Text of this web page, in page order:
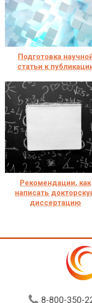
Подготовка
статьи к
Рекомендации, как
написать
диссертацию
8-800-350-